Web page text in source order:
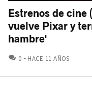
Estrenos de cine
vuelve Pixar y
hambre'
0 COMENTARIOS
HACE 11 AÑOS